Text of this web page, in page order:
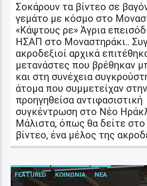
Σοκάρουν τα βίντεο σε
γεμάτο με κόσμο στο
«Κάψτους ρε» Άγρια
ΗΣΑΠ στο Μοναστηράκι..
ακροδεξιοί αρχικά
μετανάστες που βρέθηκαν
και στη συνέχεια
άτομα που συμμετείχαν στην
προηγηθείσα αντιφασιστική
συγκέντρωση στο Νέο
Μάλιστα, όπως θα δείτε
βίντεο, ένα μέλος της
FEATURED ΚΟΙΝΩΝΙΑ ΝΕΑ